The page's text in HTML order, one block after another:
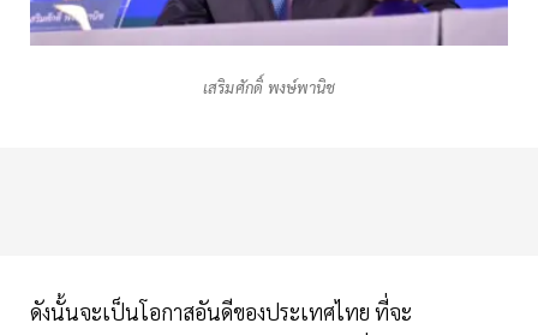
เสริมศักดิ์ พงษ์พานิช
ดังนั้นจะเป็นโอกาสอันดีของประเทศไทย ที่จะ